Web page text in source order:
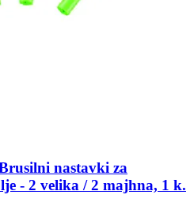
nastavki za
-​ 2 velika / 2 majhna, 1 k.